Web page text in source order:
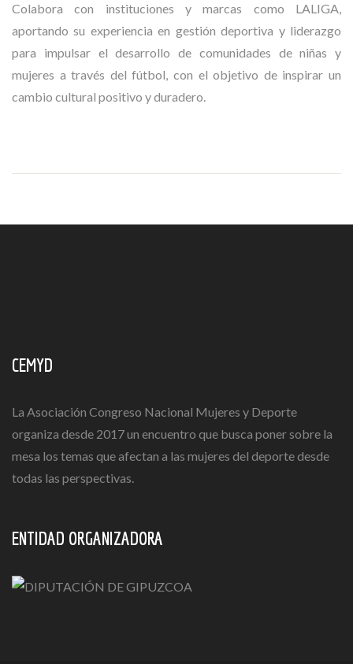
Colabora con instituciones y marcas como LALIGA,
aportando su experiencia en gestión deportiva y liderazgo
para impulsar el desarrollo de comunidades de niñas y
mujeres a través del fútbol, con el objetivo de inspirar un
cambio cultural positivo y duradero.
CEMYD
La Asociación Congreso Nacional Mujeres y Deporte
organiza desde 2017 un encuentro que busca poner sobre la
mesa los temas que afectan a las mujeres del deporte desde
todas las perspectivas.
ENTIDAD ORGANIZADORA